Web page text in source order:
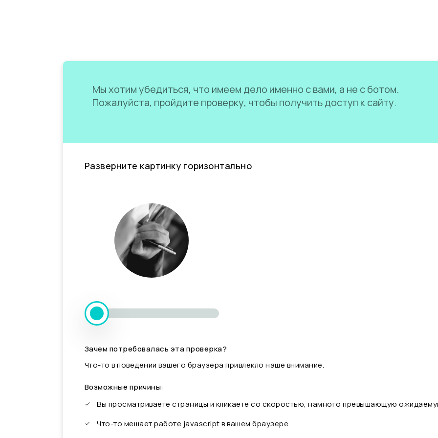
Мы хотим убедиться, что имеем дело именно с вами, а не с ботом.
Пожалуйста, пройдите проверку, чтобы получить доступ к сайту.
Разверните картинку горизонтально
Зачем потребовалась эта проверка?
Что-то в поведении вашего браузера привлекло наше внимание.
Возможные причины:
Вы просматриваете страницы и кликаете со скоростью, намного превышающую
Что-то мешает работе javascript в вашем браузере